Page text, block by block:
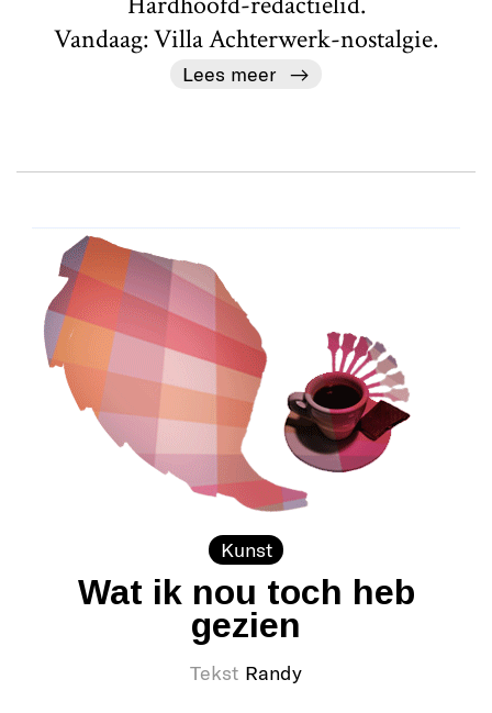
Vandaag: Villa Achterwerk-nostalgie.
Lees meer
Kunst
Wat ik nou toch heb
gezien
Tekst Randy